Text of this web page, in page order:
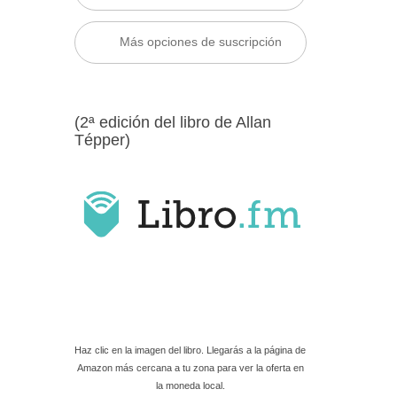
Más opciones de suscripción
(2ª edición del libro de Allan
Tépper)
Haz clic en la imagen del libro. Llegarás a la página de
Amazon más cercana a tu zona para ver la oferta en
la moneda local.